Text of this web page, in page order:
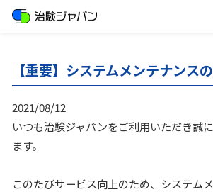
【重要】システムメンテナンス
2021/08/12
いつも治験ジャパンをご利用いただき誠
ます。
このたびサービス向上のため、システム